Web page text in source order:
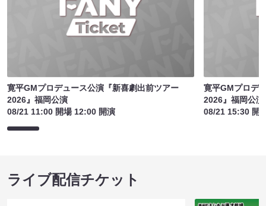
寛平GMプロデュース公演『新喜劇出前ツアー
2026』福岡公演
08/21 11:00 開場 12:00 開演
寛平GMプロデ
2026』福岡公演
08/21 15:30 開
ライブ配信チケット